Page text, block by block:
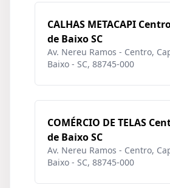
CALHAS METACAPI
de Baixo SC
Av. Nereu Ramos - Centro,
Baixo - SC, 88745-000
COMÉRCIO DE TELAS
de Baixo SC
Av. Nereu Ramos - Centro,
Baixo - SC, 88745-000